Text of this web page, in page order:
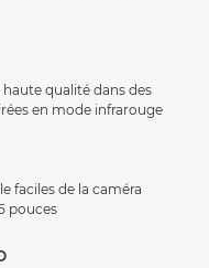
qualité dans des
en mode infrarouge
faciles de la caméra
pouces